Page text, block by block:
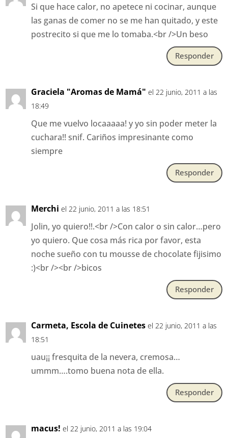
Si que hace calor, no apetece ni cocinar, aunque
las ganas de comer no se me han quitado, y este
postrecito si que me lo tomaba.<br />Un beso
Responder
Graciela "Aromas de Mamá" el 22 junio, 2011 a las
18:49
Que me vuelvo locaaaaa! y yo sin poder meter la
cuchara!! snif. Cariños impresinante como
siempre
Responder
Merchi el 22 junio, 2011 a las 18:51
Jolin, yo quiero!!.<br />Con calor o sin calor…pero
yo quiero. Que cosa más rica por favor, esta
noche sueño con tu mousse de chocolate fijisimo
:)<br /><br />bicos
Responder
Carmeta, Escola de Cuinetes el 22 junio, 2011 a las
18:51
uau¡¡ fresquita de la nevera, cremosa…
ummm….tomo buena nota de ella.
Responder
macus! el 22 junio, 2011 a las 19:04